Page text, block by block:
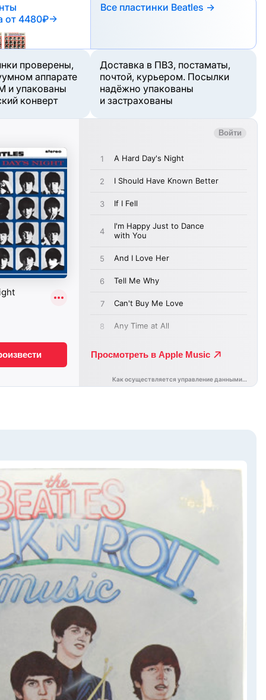
от 4480₽→
Все пластинки Beatles →
проверены,
аппарате
и упакованы
конверт
Доставка в ПВЗ, постаматы,
почтой, курьером. Посылки
надёжно упакованы
и застрахованы